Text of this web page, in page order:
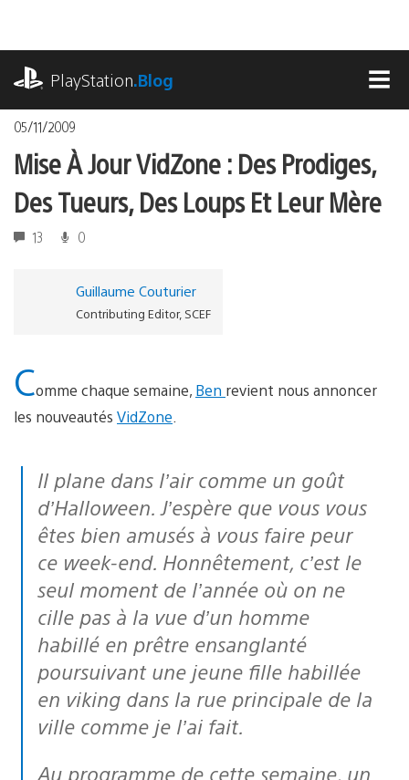
contenu
PlayStation.Blog
05/11/2009
Mise À Jour VidZone : Des Prodiges,
Des Tueurs, Des Loups Et Leur Mère
13 0
Guillaume Couturier
Contributing Editor, SCEF
Comme chaque semaine, Ben revient nous annoncer
les nouveautés VidZone
Il plane dans l’air comme un goût
d’Halloween. J’espère que vous vous
êtes bien amusés à vous faire peur
ce week-end. Honnêtement, c’est le
seul moment de l’année où on ne
cille pas à la vue d’un homme
habillé en prêtre ensanglanté
poursuivant une jeune fille habillée
en viking dans la rue principale de la
ville comme je l’ai fait.
Au programme de cette semaine, un